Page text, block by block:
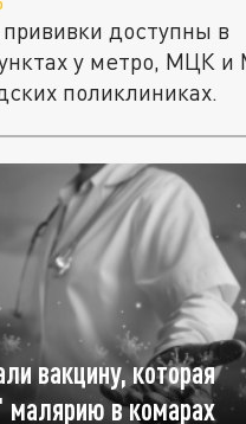
доступны в
у метро, МЦК
поликлиниках.
вакцину, которая
в комарах